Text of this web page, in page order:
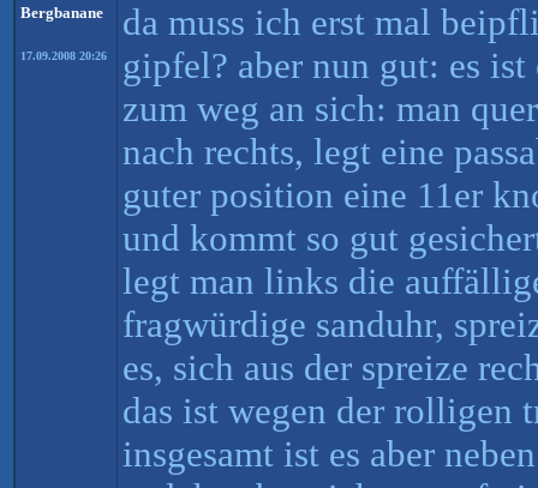
Bergbanane
17.09.2008 20:26
da muss ich erst mal
gipfel? aber nun gut: es
zum weg an sich: man
nach rechts, legt eine
guter position eine 11er
und kommt so gut
legt man links die
fragwürdige sanduhr,
es, sich aus der spreize
das ist wegen der rolligen
insgesamt ist es aber